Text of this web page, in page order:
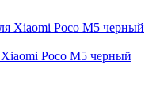
Poco M5 черный